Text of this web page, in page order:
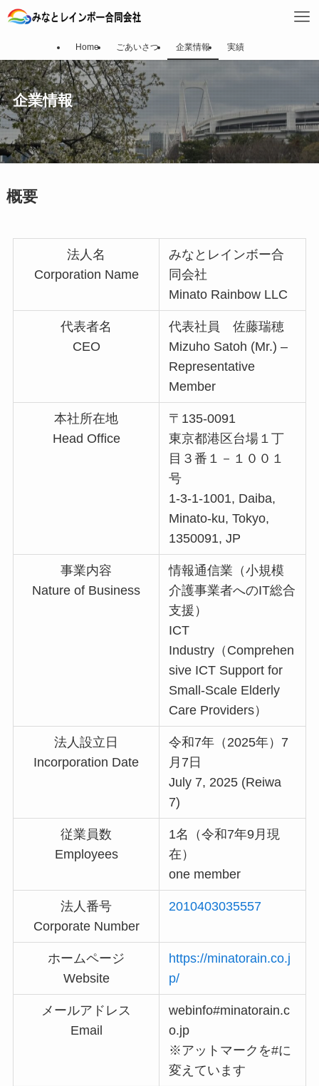
Home ごあいさつ 企業情報 実績
企業情報
概要
法人名
Corporation Name
みなとレインボー合
同会社
Minato Rainbow LLC
代表者名
CEO
代表社員 佐藤瑞穂
Mizuho Satoh (Mr.) –
Representative
Member
本社所在地
Head Office
〒135-0091
東京都港区台場１丁
目３番１－１００１
号
1-3-1-1001, Daiba,
Minato-ku, Tokyo,
1350091, JP
事業内容
Nature of Business
情報通信業（小規模
介護事業者へのIT総合
支援）
ICT
Industry（Comprehen
sive ICT Support for
Small-Scale Elderly
Care Providers）
法人設立日
Incorporation Date
令和7年（2025年）7
月7日
July 7, 2025 (Reiwa
7)
従業員数
Employees
1名（令和7年9月現
在）
one member
法人番号
Corporate Number
2010403035557
ホームページ
Website
https://minatorain.co.j
p/
メールアドレス
Email
webinfo#minatorain.c
o.jp
※アットマークを#に
変えています